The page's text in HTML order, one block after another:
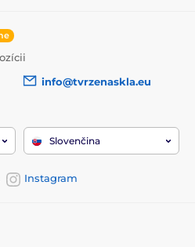
info@tvrzenaskla.eu
Slovenčina
Instagram